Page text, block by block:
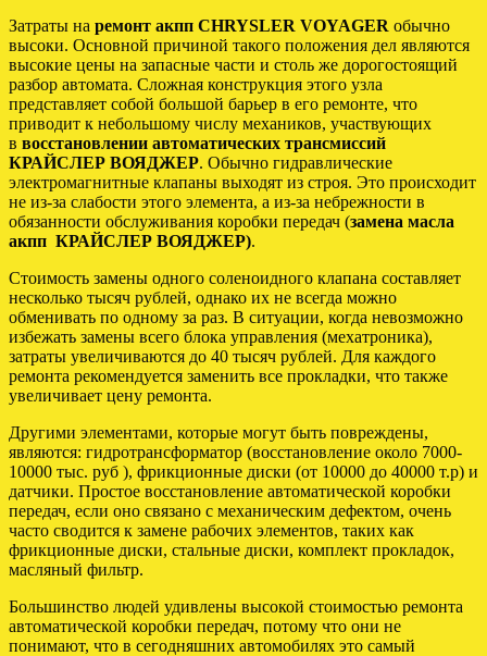
Затраты на ремонт акпп CHRYSLER VOYAGER обычно
высоки. Основной причиной такого положения дел являются
высокие цены на запасные части и столь же дорогостоящий
разбор автомата. Сложная конструкция этого узла
представляет собой большой барьер в его ремонте, что
приводит к небольшому числу механиков, участвующих
в восстановлении автоматических трансмиссий
КРАЙСЛЕР ВОЯДЖЕР. Обычно гидравлические
электромагнитные клапаны выходят из строя. Это происходит
не из-за слабости этого элемента, а из-за небрежности в
обязанности обслуживания коробки передач (замена масла
акпп КРАЙСЛЕР ВОЯДЖЕР).
Стоимость замены одного соленоидного клапана составляет
несколько тысяч рублей, однако их не всегда можно
обменивать по одному за раз. В ситуации, когда невозможно
избежать замены всего блока управления (мехатроника),
затраты увеличиваются до 40 тысяч рублей. Для каждого
ремонта рекомендуется заменить все прокладки, что также
увеличивает цену ремонта.
Другими элементами, которые могут быть повреждены,
являются: гидротрансформатор (восстановление около 7000-
10000 тыс. руб ), фрикционные диски (от 10000 до 40000 т.р) и
датчики. Простое восстановление автоматической коробки
передач, если оно связано с механическим дефектом, очень
часто сводится к замене рабочих элементов, таких как
фрикционные диски, стальные диски, комплект прокладок,
масляный фильтр.
Большинство людей удивлены высокой стоимостью ремонта
автоматической коробки передач, потому что они не
понимают, что в сегодняшних автомобилях это самый